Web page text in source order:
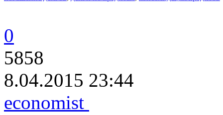
0
5858
8.04.2015 23:44
economist